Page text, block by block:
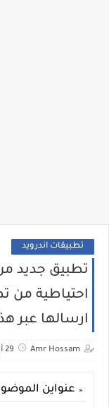
تطبيقات اندرويد
تطبيق جديد
احتياطية من
ارسالها عبر
Amr Hossam 29 أبريل 2017
عنواين